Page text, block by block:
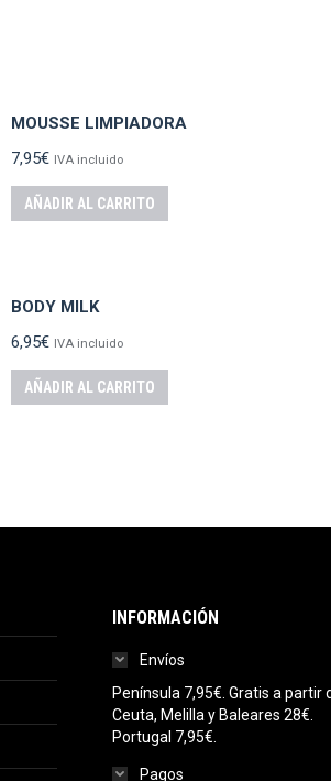
MOUSSE LIMPIADORA
7,95€ IVA incluido
AÑADIR AL CARRITO
BODY MILK
6,95€ IVA incluido
AÑADIR AL CARRITO
INFORMACIÓN
Envíos
Península 7,95€. Gratis a partir
Ceuta, Melilla y Baleares 28€.
Portugal 7,95€.
Pagos